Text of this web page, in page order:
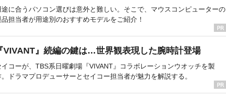
途に合うパソコン選びは意外と難しい。そこで、マウスコンピューターの
品担当者が用途別のおすすめモデルをご紹介！
『VIVANT』続編の鍵は…世界観表現した腕時計登場
イコーが、TBS系日曜劇場『VIVANT』コラボレーションウオッチを製
。ドラマプロデューサーとセイコー担当者が魅力を解説する。